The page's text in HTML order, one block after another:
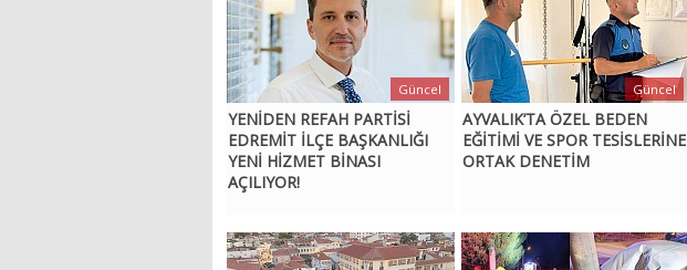
YENİDEN REFAH PARTİSİ
EDREMİT İLÇE BAŞKANLIĞI
YENİ HİZMET BİNASI
AÇILIYOR!
Güncel
AYVALIK’TA ÖZEL BEDEN
EĞİTİMİ VE SPOR TESİSLERİNE
ORTAK DENETİM
Güncel